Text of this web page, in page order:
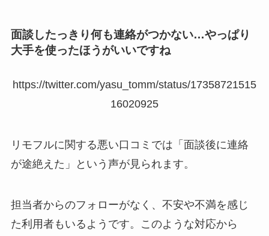
面談したっきり何も連絡がつかない…やっぱり
大手を使ったほうがいいですね
https://twitter.com/yasu_tomm/status/17358721515
16020925
リモフルに関する悪い口コミでは「面談後に連絡
が途絶えた」という声が見られます。
担当者からのフォローがなく、不安や不満を感じ
た利用者もいるようです。このような対応から